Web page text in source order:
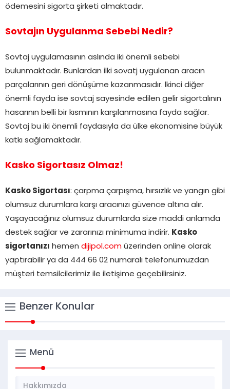
ödemesini sigorta şirketi almaktadır.
Sovtajın Uygulanma Sebebi Nedir?
Sovtaj uygulamasının aslında iki önemli sebebi
bulunmaktadır. Bunlardan ilki sovatj uygulanan aracın
parçalarının geri dönüşüme kazanmasıdır. İkinci diğer
önemli fayda ise sovtaj sayesinde edilen gelir sigortalının
hasarının belli bir kısmının karşılanmasına fayda sağlar.
Sovtaj bu iki önemli faydasıyla da ülke ekonomisine büyük
katkı sağlamaktadır.
Kasko Sigortasız Olmaz!
Kasko Sigortası : çarpma çarpışma, hırsızlık ve yangın gibi
olumsuz durumlara karşı aracınızı güvence altına alır.
Yaşayacağınız olumsuz durumlarda size maddi anlamda
destek sağlar ve zararınızı minimuma indirir. Kasko
sigortanızı
hemen dijipol.com üzerinden online olarak
yaptırabilir ya da 444 66 02 numaralı telefonumuzdan
müşteri temsilcilerimiz ile iletişime geçebilirsiniz.
Benzer Konular
Menü
Hakkımızda